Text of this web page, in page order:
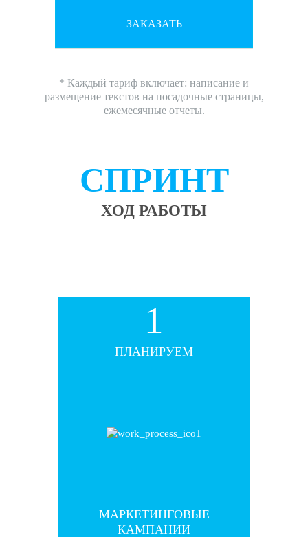
ЗАКАЗАТЬ
* Каждый тариф включает: написание и
размещение текстов на посадочные страницы,
ежемесячные отчеты.
СПРИНТ
ХОД РАБОТЫ
1
ПЛАНИРУЕМ
МАРКЕТИНГОВЫЕ
КАМПАНИИ
1
ПЛАНИРУЕМ
МАРКЕТИНГОВЫЕ
КАМПАНИИ